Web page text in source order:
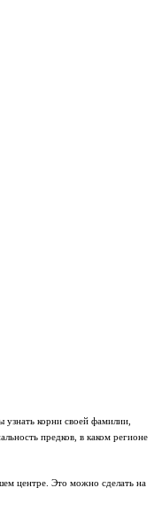
корни своей фамилии,
предков, в каком регионе
центре. Это можно сделать на